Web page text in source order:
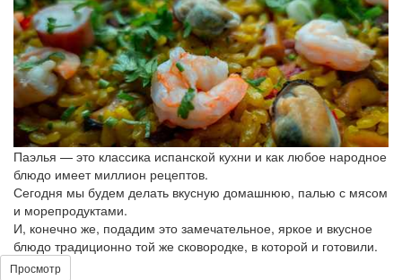
Паэлья — это классика испанской кухни и как любое народное
блюдо имеет миллион рецептов.
Сегодня мы будем делать вкусную домашнюю, палью с мясом
и морепродуктами.
И, конечно же, подадим это замечательное, яркое и вкусное
блюдо традиционно той же сковородке, в которой и готовили.
Просмотр